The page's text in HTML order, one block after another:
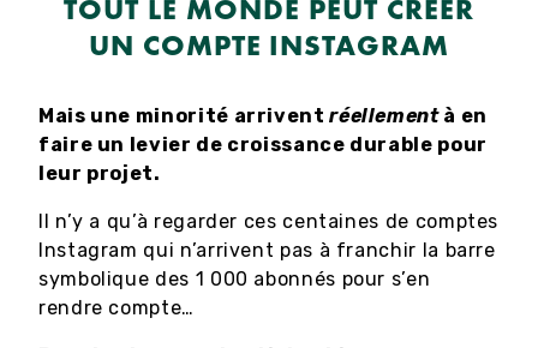
TOUT LE MONDE PEUT CRÉER
UN COMPTE INSTAGRAM
Mais une minorité arriventréellementà en
faire un levier de croissance durable pour
leur projet.
Il n’y a qu’à regarder ces centaines de comptes
Instagram qui n’arrivent pas à franchir la barre
symbolique des 1 000 abonnés pour s’en
rendre compte…